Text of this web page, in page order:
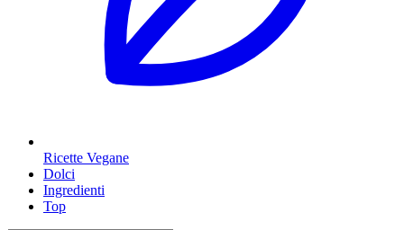
Ricette Vegane
Dolci
Ingredienti
Top